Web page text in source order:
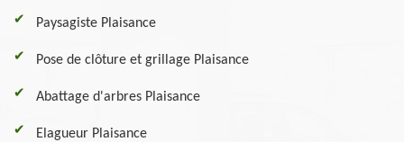
Paysagiste Plaisance
Pose de clôture et grillage Plaisance
Abattage d'arbres Plaisance
Elagueur Plaisance